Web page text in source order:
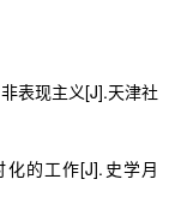
表现主义[J].天津社
化的工作[J]. 史学月